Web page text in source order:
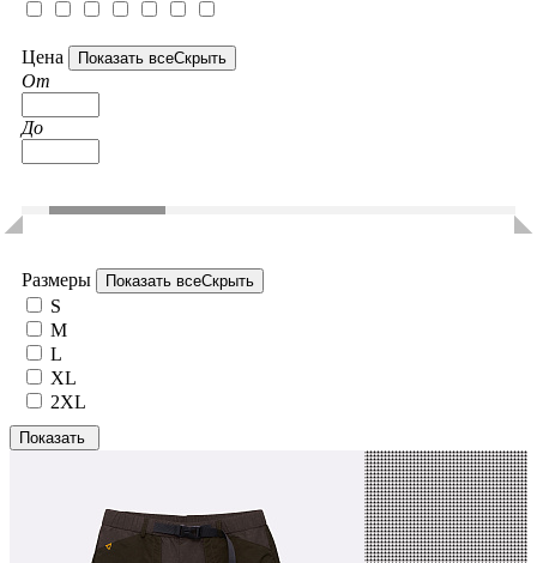
Цена Показать всеСкрыть
От
До
Размеры Показать всеСкрыть
S
M
L
XL
2XL